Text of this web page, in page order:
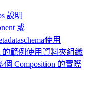
說明
或
schema使用
的範例 使用資料夾組織
個 Composition 的實際